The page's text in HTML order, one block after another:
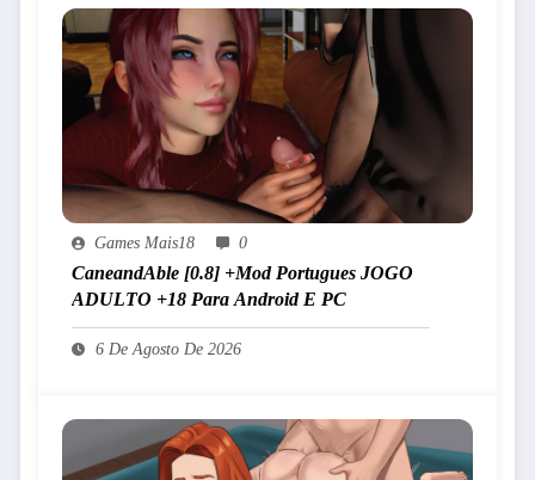
Games Mais18 0
CaneandAble [0.8] +Mod Portugues JOGO
ADULTO +18 Para Android E PC
6 De Agosto De 2026